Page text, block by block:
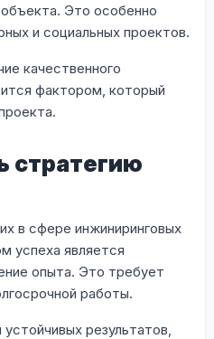
Это особенно
и социальных проектов.
качественного
фактором, который
стратегию
в сфере инжиниринговых
успеха является
опыта. Это требует
работы.
результатов,